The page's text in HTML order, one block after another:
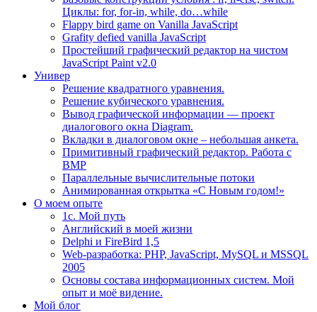
Циклы: for, for-in, while, do…while
Flappy bird game on Vanilla JavaScript
Grafity defied vanilla JavaScript
Простейший графический редактор на чистом
JavaScript Paint v2.0
Универ
Решение квадратного уравнения.
Решение кубического уравнения.
Вывод графической информации — проект
диалогового окна Diagram.
Вкладки в диалоговом окне – небольшая анкета.
Примитивный графический редактор. Работа с
BMP
Параллельные вычислительные потоки
Анимированная открытка «С Новым годом!»
О моем опыте
1с. Мой путь
Английский в моей жизни
Delphi и FireBird 1,5
Web-разработка: PHP, JavaScript, MySQL и MSSQL
2005
Основы состава информационных систем. Мой
опыт и моё видение.
Мой блог